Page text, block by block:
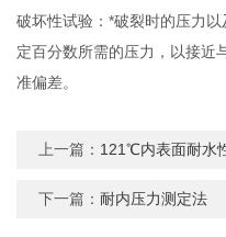
破坏性试验：*破裂时的压力
定百分数所需的压力，以接近
准偏差。
上一篇： 121℃内表面耐水
下一篇：耐内压力测定法